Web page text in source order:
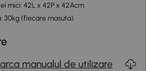
mici: 42L x 42P x 42Acm
30kg (fiecare masuta)
manualul de utilizare